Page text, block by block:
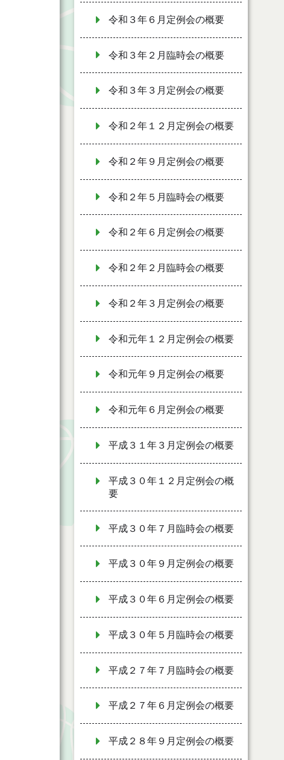
令和３年６月定例会の概要
令和３年２月臨時会の概要
令和３年３月定例会の概要
令和２年１２月定例会の概要
令和２年９月定例会の概要
令和２年５月臨時会の概要
令和２年６月定例会の概要
令和２年２月臨時会の概要
令和２年３月定例会の概要
令和元年１２月定例会の概要
令和元年９月定例会の概要
令和元年６月定例会の概要
平成３１年３月定例会の概要
平成３０年１２月定例会の概
要
平成３０年７月臨時会の概要
平成３０年９月定例会の概要
平成３０年６月定例会の概要
平成３０年５月臨時会の概要
平成２７年７月臨時会の概要
平成２７年６月定例会の概要
平成２８年９月定例会の概要